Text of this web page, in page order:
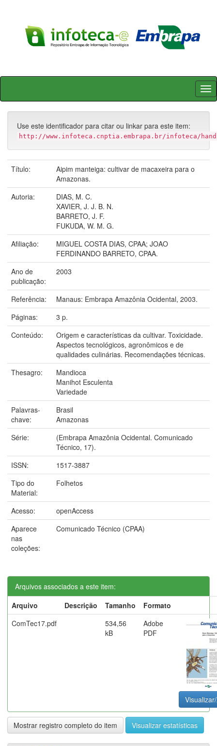
Skip
Use este identificador para citar ou linkar para este item:
http://www.infoteca.cnptia.embrapa.br/infoteca/
Título:
Aipim manteiga: cultivar de macaxeira para o
Amazonas.
Autoria:
DIAS, M. C.
XAVIER, J. J. B. N.
BARRETO, J. F.
FUKUDA, W. M. G.
Afiliação:
MIGUEL COSTA DIAS, CPAA; JOAO
FERDINANDO BARRETO, CPAA.
Ano de
publicação:
2003
Referência:
Manaus: Embrapa Amazônia Ocidental, 2003.
Páginas:
3 p.
Conteúdo:
Origem e características da cultivar. Toxicidade.
Aspectos tecnológicos, agronômicos e de
qualidades culinárias. Recomendações técnicas.
Thesagro:
Mandioca
Manihot Esculenta
Variedade
Palavras-
chave:
Brasil
Amazonas
Série:
(Embrapa Amazônia Ocidental. Comunicado
Técnico, 17).
ISSN:
1517-3887
Tipo do
Material:
Folhetos
Acesso:
openAccess
Aparece
nas
coleções:
Comunicado Técnico (CPAA)
Arquivos associados a este item:
Arquivo
Descrição Tamanho
Formato
ComTec17.pdf
534,56
kB
Adobe
PDF
Mostrar registro completo do item Visualizar estatísticas